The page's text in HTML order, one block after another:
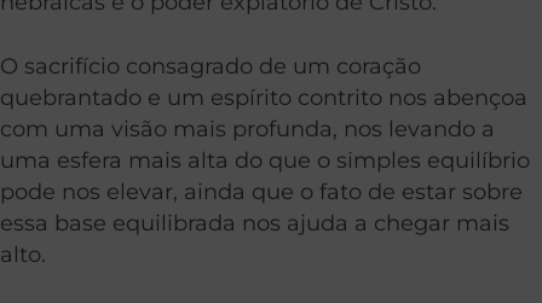
O sacrifício consagrado de um coração
quebrantado e um espírito contrito nos abençoa
com uma visão mais profunda, nos levando a
uma esfera mais alta do que o simples equilíbrio
pode nos elevar, ainda que o fato de estar sobre
essa base equilibrada nos ajuda a chegar mais
alto.